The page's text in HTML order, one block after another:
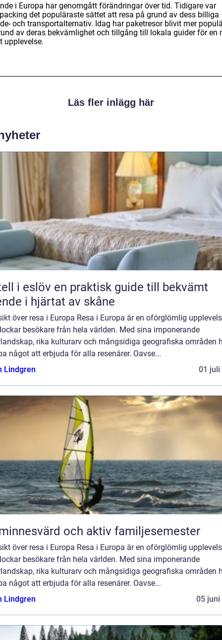
i Europa har genomgått förändringar över tid. Tidigare var
det populäraste sättet att resa på grund av dess billiga
och transportalternativ. Idag har paketresor blivit mer
av deras bekvämlighet och tillgång till lokala guider för en
upplevelse.
Läs fler inlägg här
en praktisk guide till bekvämt
i hjärtat av skåne
över resa i Europa Resa i Europa är en oförglömlig
besökare från hela världen. Med sina imponerande
rika kulturarv och mångsidiga geografiska områden
något att erbjuda för alla resenärer. Oavse...
Lindgren
01 juli
och aktiv familjesemester
över resa i Europa Resa i Europa är en oförglömlig
besökare från hela världen. Med sina imponerande
rika kulturarv och mångsidiga geografiska områden
något att erbjuda för alla resenärer. Oavse...
Lindgren
05 juni